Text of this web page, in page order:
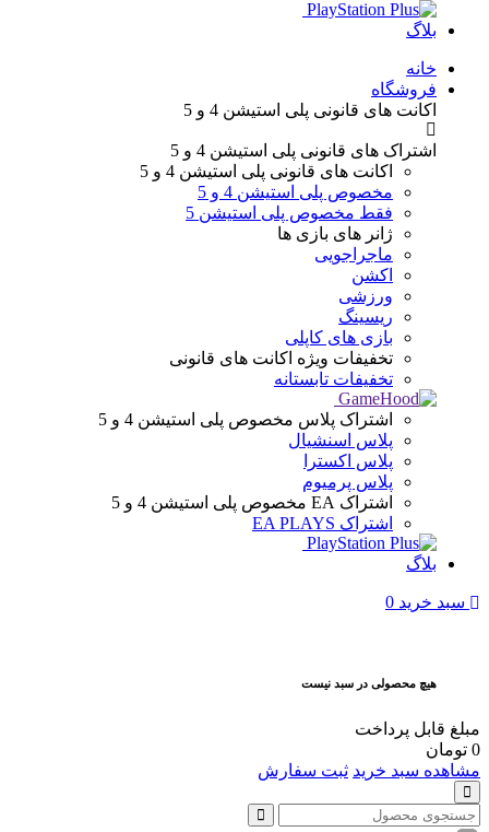
بلاگ
Menu
خانه
فروشگاه
اکانت های قانونی پلی استیشن 4 و 5
اشتراک های قانونی پلی استیشن 4 و 5
اکانت های قانونی پلی استیشن 4 و 5
مخصوص پلی استیشن 4 و 5
فقط مخصوص پلی استیشن 5
ژانر های بازی ها
ماجراجویی
اکشن
ورزشی
ریسینگ
بازی های کاپلی
تخفیفات ویژه اکانت های قانونی
تخفیفات تابستانه
اشتراک پلاس مخصوص پلی استیشن 4 و 5
پلاس اسنشیال
پلاس اکسترا
پلاس پرمیوم
اشتراک EA
مخصوص پلی استیشن 4 و 5
اشتراک EA PLAYS
بلاگ
سبد خرید 0
هیچ محصولی در سبد نیست
مبلغ قابل پرداخت
0 تومان
مشاهده سبد خرید ثبت سفارش